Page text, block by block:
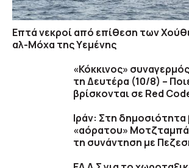
Επτά νεκροί από επίθεση των
αλ-Μόχα της Υεμένης
«Κόκκινος»
τη Δευτέρα (10/8) –
βρίσκονται σε Red
Ιράν: Στη δημοσιότητα
«αόρατου» Μοτζταμπά
τη συνάντηση με